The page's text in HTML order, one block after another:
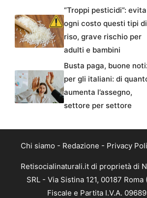
“Troppi pesticidi”:
ogni costo questi tipi di
riso, grave rischio per
adulti e bambini
Busta paga, buone
per gli italiani: di
aumenta l’assegno,
settore per settore
Chi siamo - Redazione - Privacy
Retisocialinaturali.it di proprietà di
SRL - Via Sistina 121, 00187
Fiscale e Partita I.V.A.